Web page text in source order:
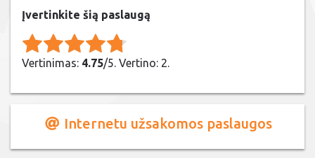
Įvertinkite šią paslaugą
Rate this item:
Vertinimas: 4.75/5. Vertino: 2.
Internetu užsakomos paslaugos